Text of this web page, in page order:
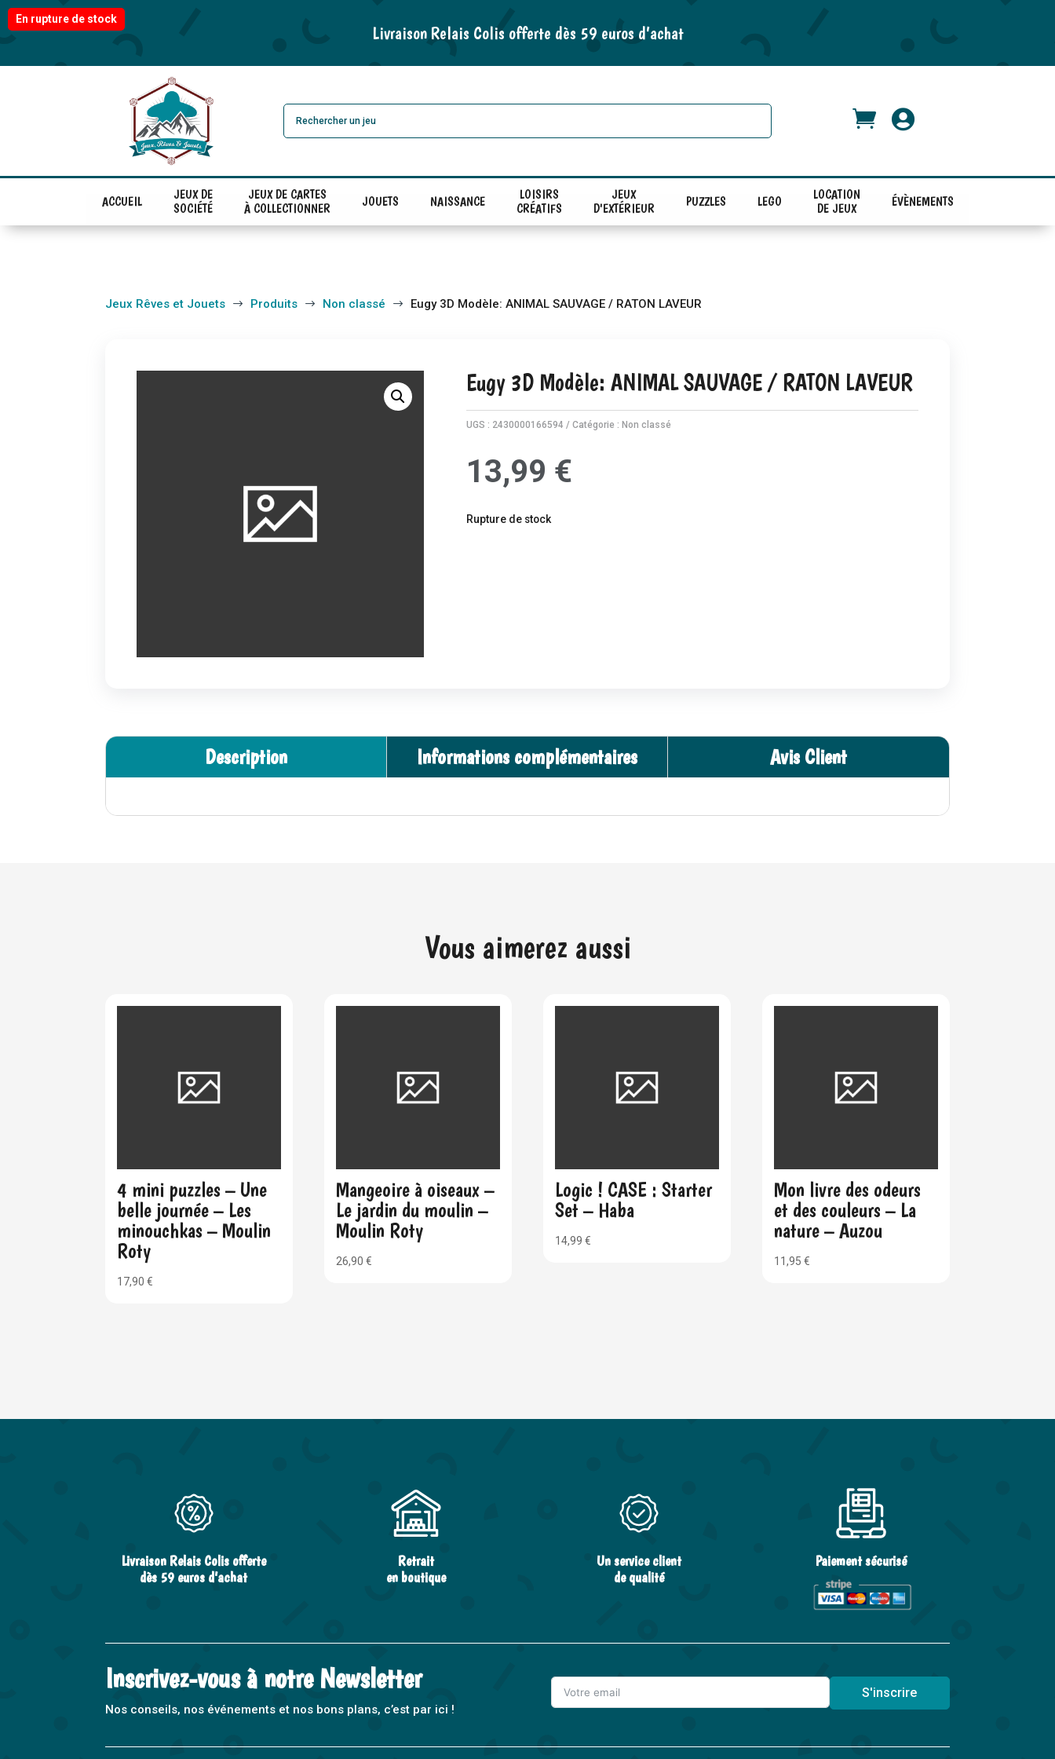
Livraison Relais Colis offerte dès 59 euros d’achat
 
ACCUEIL
JEUX DE
SOCIÉTÉ
JEUX DE CARTES
À COLLECTIONNER
JOUETS NAISSANCE
LOISIRS
CRÉATIFS
JEUX
D'EXTÉRIEUR
PUZZLES LEGO
LOCATION
DE JEUX
ÉVÈNEMENTS
En rupture de stock
Jeux Rêves et Jouets $ Produits $ Non classé $ Eugy 3D Modèle: ANIMAL SAUVAGE / RATON LAVEUR
Eugy 3D Modèle: ANIMAL SAUVAGE / RATON LAVEUR
UGS : 2430000166594 Catégorie : Non classé
13,99 €
Rupture de stock
Description Informations complémentaires Avis Client
Vous aimerez aussi
4 mini puzzles – Une
belle journée – Les
minouchkas – Moulin
Roty
17,90€
Mangeoire à oiseaux –
Le jardin du moulin –
Moulin Roty
26,90€
Logic ! CASE : Starter
Set – Haba
14,99€
Mon livre des odeurs
et des couleurs – La
nature – Auzou
11,95€
Livraison Relais Colis offerte
dès 59 euros d’achat
Retrait
en boutique
Un service client
de qualité
Paiement sécurisé
Inscrivez-vous à notre Newsletter
Nos conseils, nos événements et nos bons plans, c’est par ici !
S'inscrire